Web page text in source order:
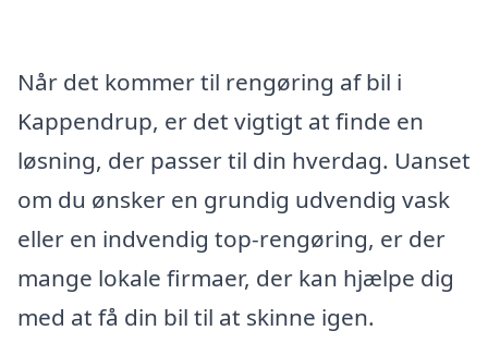
Når det kommer til rengøring af bil i
Kappendrup, er det vigtigt at finde en
løsning, der passer til din hverdag. Uanset
om du ønsker en grundig udvendig vask
eller en indvendig top-rengøring, er der
mange lokale firmaer, der kan hjælpe dig
med at få din bil til at skinne igen.